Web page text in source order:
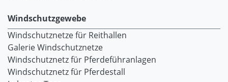
Windschutzgewebe
Windschutznetze für Reithallen
Galerie Windschutznetze
Windschutznetz für Pferdeführanlagen
Windschutznetz für Pferdestall